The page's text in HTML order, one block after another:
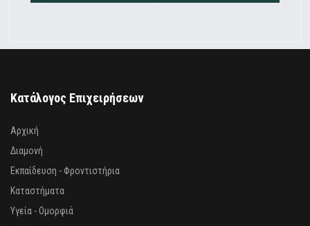
Κατάλογος Επιχειρήσεων
Αρχική
Διαμονή
Εκπαίδευση - Φροντιστήρια
Καταστήματα
Υγεία - Ομορφιά